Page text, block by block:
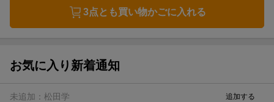
3点とも買い物かごに入れる
お気に入り新着通知
未追加： 松田学 追加する